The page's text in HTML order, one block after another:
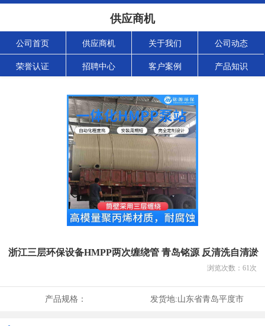
供应商机
公司首页 供应商机 关于我们 公司动态
荣誉认证 招聘中心 客户案例 产品知识
浙江三层环保设备HMPP两次缠绕管 青岛铭源 反清洗自清淤
浏览次数： 61次
产品规格： 发货地:山东省青岛平度市